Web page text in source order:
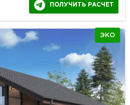
ПОЛУЧИТЬ РАСЧЕТ
ЭКО